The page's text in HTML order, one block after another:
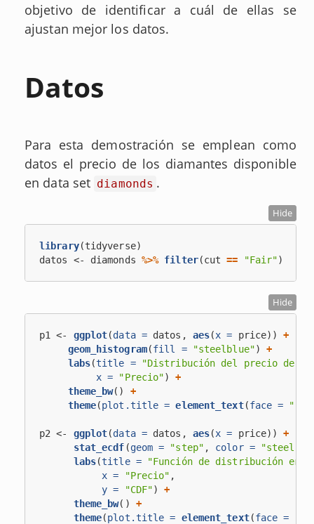
objetivo de identificar a cuál de ellas se
ajustan mejor los datos.
Datos
Para esta demostración se emplean como
datos el precio de los diamantes disponible
en data set diamonds .
Hide
library(tidyverse)
datos <-
diamonds %>% filter(cut == "Fair")
Hide
p1 <- ggplot(data = datos, aes(x = price)) +
geom_histogram(fill = "steelblue") +
labs(title =
"Distribución del precio de
x =
"Precio") +
theme_bw() +
theme(plot.title = element_text(face =
p2 <- ggplot(data = datos, aes(x = price)) +
stat_ecdf (geom = "step" , color =
labs(title =
"Función de distribución
x =
"Precio" ,
y =
"CDF") +
theme_bw() +
theme(plot.title = element_text(face =